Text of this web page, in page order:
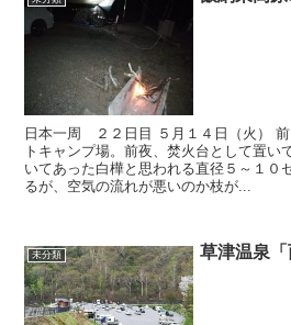
日本一周 ２２日目 ５月１４日（火）
トキャンプ場。前夜、焚火台として置い
いてあった白樺と思われる直径５～１０
るが、空気の流れが悪いのか枝が...
未分類 草津温泉